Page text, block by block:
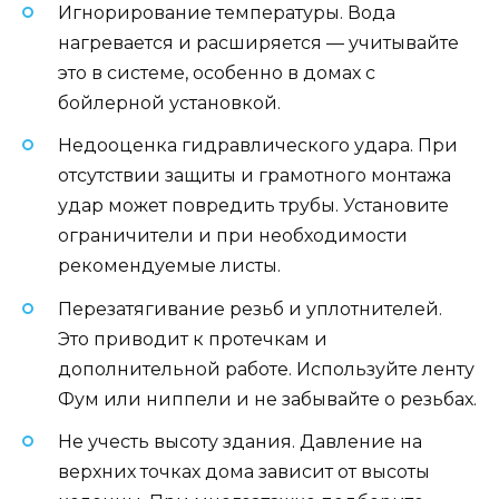
Игнорирование температуры. Вода
нагревается и расширяется — учитывайте
это в системе, особенно в домах с
бойлерной установкой.
Недооценка гидравлического удара. При
отсутствии защиты и грамотного монтажа
удар может повредить трубы. Установите
ограничители и при необходимости
рекомендуемые листы.
Перезатягивание резьб и уплотнителей.
Это приводит к протечкам и
дополнительной работе. Используйте ленту
Фум или ниппели и не забывайте о резьбах.
Не учесть высоту здания. Давление на
верхних точках дома зависит от высоты